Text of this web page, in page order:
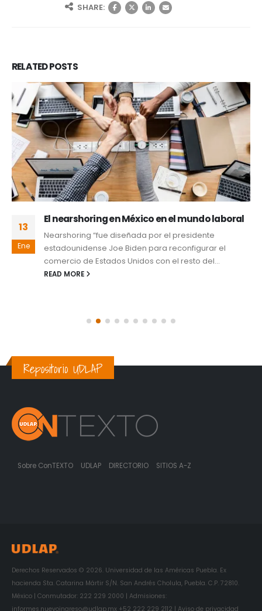
SHARE:
RELATEDPOSTS
13
Ene
El nearshoring en México en el mundo laboral
Nearshoring “fue diseñada por el presidente
estadounidense Joe Biden para reconfigurar el
comercio de Estados Unidos con el resto del...
READ MORE
Repositorio UDLAP
Sobre ConTEXTO UDLAP DIRECTORIO SITIOS A-Z
Derechos Reservados © 2026. Universidad de las Américas Puebla. Ex
hacienda Sta. Catarina Mártir S/N. San Andrés Cholula, Puebla. C.P. 72810.
México | Conmutador: 222 229 2000 | Admisiones:
informes.nuevoingreso@udlap.mx +52 222 229 2112 | Aviso de privacidad